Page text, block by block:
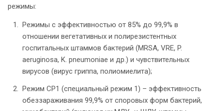
режимы:
Режимы с эффективностью от 85% до 99,9% в
отношении вегетативных и полирезистентных
госпитальных штаммов бактерий (MRSA, VRE, P.
aeruginosa, K. pneumoniaе и др.) и чувствительных
вирусов (вирус гриппа, полиомиелита);
Режим СР1 (специальный режим 1) – эффективность
обеззараживания 99,9% от споровых форм бактерий,